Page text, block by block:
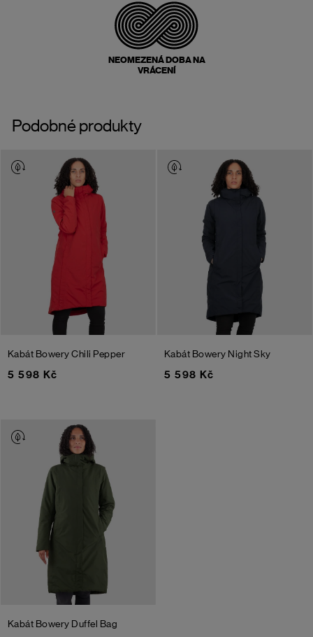
NEOMEZENÁ DOBA NA
VRÁCENÍ
Podobné produkty
Kabát BoweryChili Pepper
5 598 Kč
Kabát Bowery Night Sky
5 598 Kč
Kabát Bowery Duffel Bag